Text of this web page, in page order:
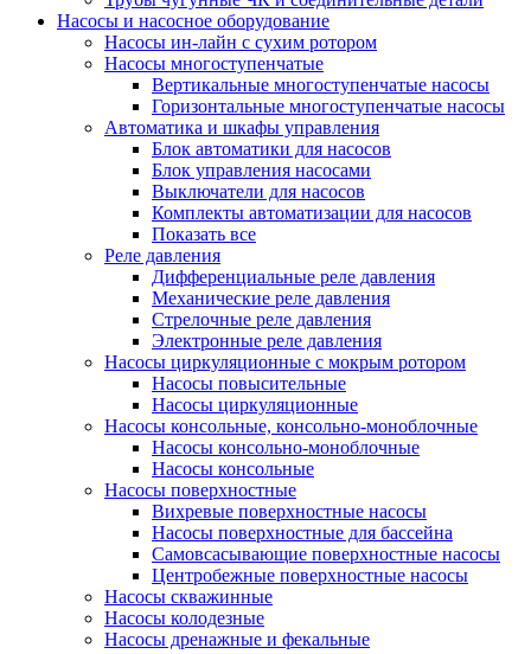
Насосы и насосное оборудование
Насосы ин-лайн с сухим ротором
Насосы многоступенчатые
Вертикальные многоступенчатые насосы
Горизонтальные многоступенчатые насосы
Автоматика и шкафы управления
Блок автоматики для насосов
Блок управления насосами
Выключатели для насосов
Комплекты автоматизации для насосов
Показать все
Реле давления
Дифференциальные реле давления
Механические реле давления
Стрелочные реле давления
Электронные реле давления
Насосы циркуляционные с мокрым ротором
Насосы повысительные
Насосы циркуляционные
Насосы консольные, консольно-моноблочные
Насосы консольно-моноблочные
Насосы консольные
Насосы поверхностные
Вихревые поверхностные насосы
Насосы поверхностные для бассейна
Самовсасывающие поверхностные насосы
Центробежные поверхностные насосы
Насосы скважинные
Насосы колодезные
Насосы дренажные и фекальные